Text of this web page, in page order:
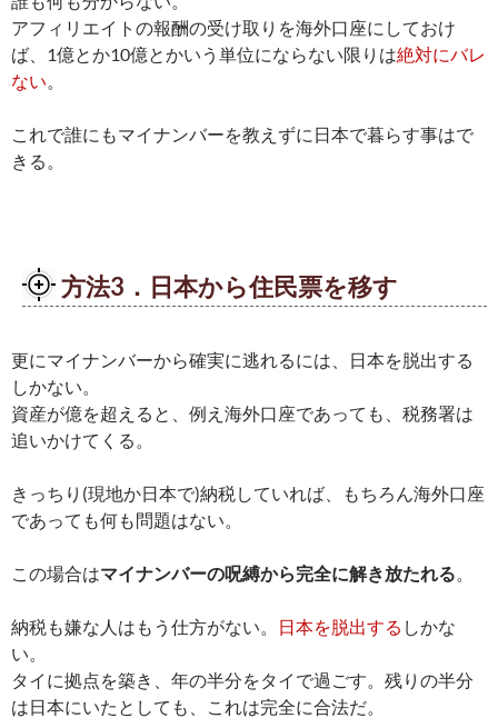
アフィリエイトの報酬の受け取りを海外口座にしておけ
ば、1億とか10億とかいう単位にならない限りは絶対にバレ
ない
これで誰にもマイナンバーを教えずに日本で暮らす事はで
きる。
方法3．日本から住民票を移す
更にマイナンバーから確実に逃れるには、日本を脱出する
しかない。
資産が億を超えると、例え海外口座であっても、税務署は
追いかけてくる。
きっちり(現地か日本で)納税していれば、もちろん海外口座
であっても何も問題はない。
この場合はマイナンバーの呪縛から完全に解き放たれる
納税も嫌な人はもう仕方がない。 日本を脱出する しかな
い。
タイに拠点を築き、年の半分をタイで過ごす。残りの半分
は日本にいたとしても、これは完全に合法だ。